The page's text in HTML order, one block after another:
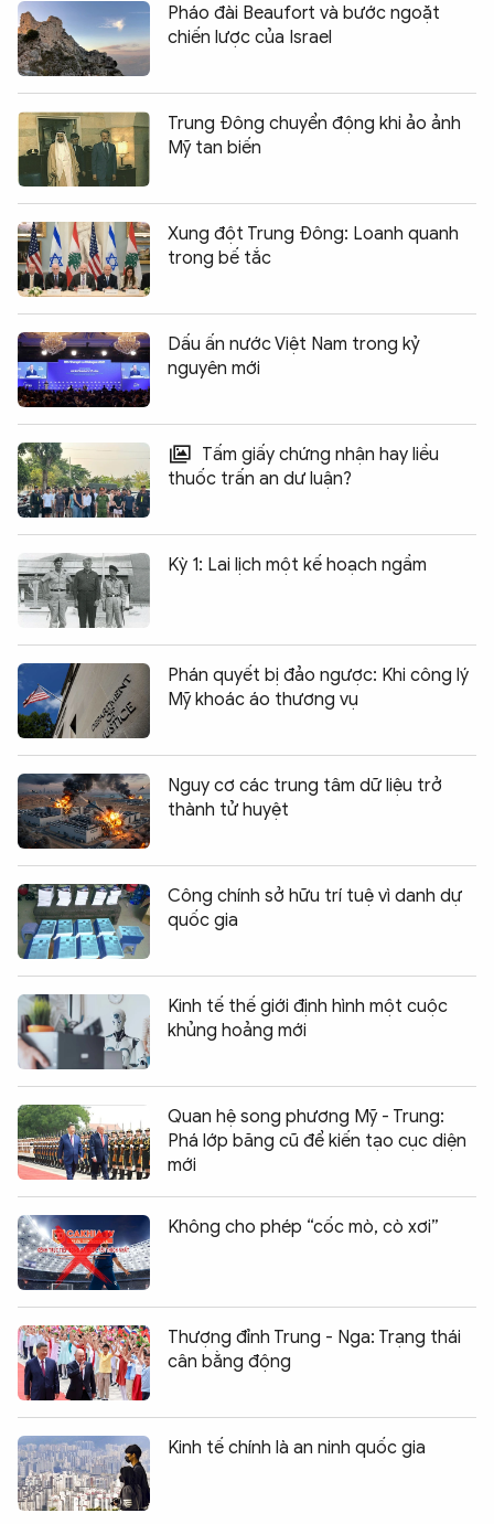
Pháo đài Beaufort và bước ngoặt
chiến lược của Israel
Trung Đông chuyển động khi ảo ảnh
Mỹ tan biến
Xung đột Trung Đông: Loanh quanh
trong bế tắc
Dấu ấn nước Việt Nam trong kỷ
nguyên mới
Tấm giấy chứng nhận hay liều
thuốc trấn an dư luận?
Kỳ 1: Lai lịch một kế hoạch ngầm
Phán quyết bị đảo ngược: Khi công lý
Mỹ khoác áo thương vụ
Nguy cơ các trung tâm dữ liệu trở
thành tử huyệt
Công chính sở hữu trí tuệ vì danh dự
quốc gia
Kinh tế thế giới định hình một cuộc
khủng hoảng mới
Quan hệ song phương Mỹ - Trung:
Phá lớp băng cũ để kiến tạo cục diện
mới
Không cho phép “cốc mò, cò xơi”
Thượng đỉnh Trung - Nga: Trạng thái
cân bằng động
Kinh tế chính là an ninh quốc gia